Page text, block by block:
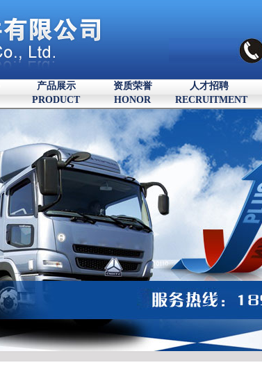
产品展示
PRODUCT
资质荣誉
HONOR
人才招聘
RECRUITMENT